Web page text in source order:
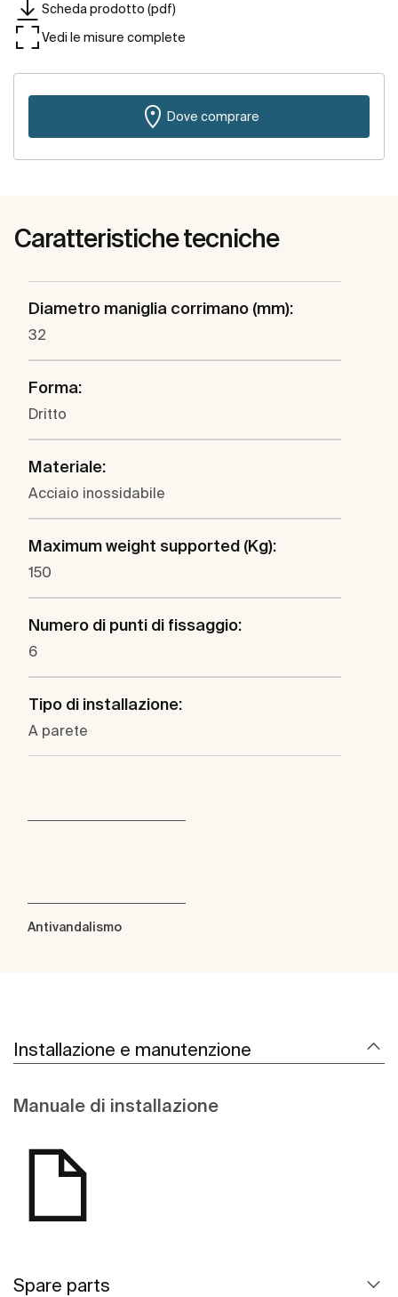
Scheda prodotto (pdf)
Vedi le misure complete
Dove comprare
Caratteristiche tecniche
Diametro maniglia corrimano (mm):
32
Forma:
Dritto
Materiale:
Acciaio inossidabile
Maximum weight supported (Kg):
150
Numero di punti di fissaggio:
6
Tipo di installazione:
A parete
Antivandalismo
Installazione e manutenzione
Manuale di installazione
Spare parts